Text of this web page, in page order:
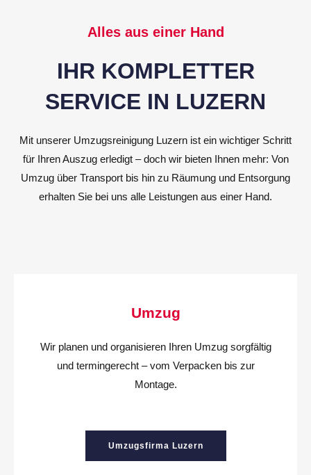
Umzug
Wir planen und organisieren Ihren Umzug sorgfältig
und termingerecht – vom Verpacken bis zur
Montage.
Umzugsfirma Luzern
Alles aus einer Hand
IHR KOMPLETTER
SERVICE IN LUZERN
Mit unserer Umzugsreinigung Luzern ist ein wichtiger Schritt
für Ihren Auszug erledigt – doch wir bieten Ihnen mehr: Von
Umzug über Transport bis hin zu Räumung und Entsorgung
erhalten Sie bei uns alle Leistungen aus einer Hand.